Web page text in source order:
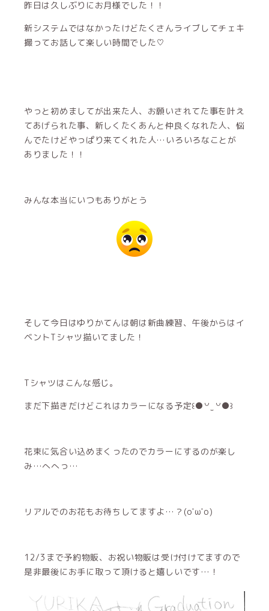
昨日は久しぶりにお月様でした！！
新システムではなかったけどたくさんライブしてチェキ
撮ってお話して楽しい時間でした♡
やっと初めましてが出来た人、お願いされてた事を叶え
てあげられた事、新しくたくあんと仲良くなれた人、悩
んでたけどやっぱり来てくれた人…いろいろなことが
ありました！！
みんな本当にいつもありがとう
そして今日はゆりかてんは朝は新曲練習、午後からはイ
ベントTシャツ描いてました！
Tシャツはこんな感じ。
まだ下描きだけどこれはカラーになる予定꒰●꒡ ̫ ꒡●꒱
花束に気合い込めまくったのでカラーにするのが楽し
み…へへっ…
リアルでのお花もお待ちしてますよ…？(o'ω'o)
12/3まで予約物販、お祝い物販は受け付けてますので
是非最後にお手に取って頂けると嬉しいです…！